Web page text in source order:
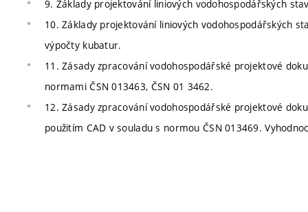
9. Základy projektování liniových vodohospodářských
10. Základy projektování liniových vodohospodářských
výpočty kubatur.
11. Zásady zpracování vodohospodářské projektové
normami ČSN 013463, ČSN 01 3462.
12. Zásady zpracování vodohospodářské projektové
použitím CAD v souladu s normou ČSN 013469.